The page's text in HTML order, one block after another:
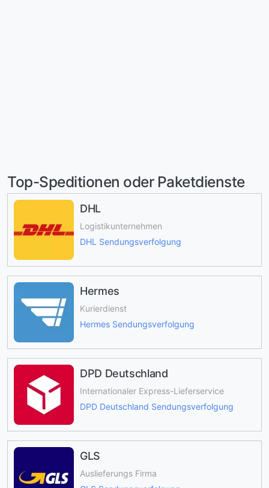
Top-Speditionen oder Paketdienste
DHL
Logistikunternehmen
DHL Sendungsverfolgung
Hermes
Kurierdienst
Hermes Sendungsverfolgung
DPD Deutschland
Internationaler Express-Lieferservice
DPD Deutschland Sendungsverfolgung
GLS
Auslieferungs Firma